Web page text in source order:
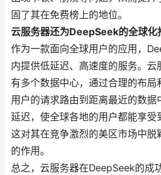
固了其在免费榜上的地位。
云服务器还为DeepSeek的全球化
作为一款面向全球用户的应用，
内提供低延迟、高速度的服务。云
有多个数据中心，通过合理的布局
用户的请求路由到距离最近的数据
延迟，使全球各地的用户都能享受
这对其在竞争激烈的美区市场中脱
的作用。
总之，云服务器在DeepSeek的成